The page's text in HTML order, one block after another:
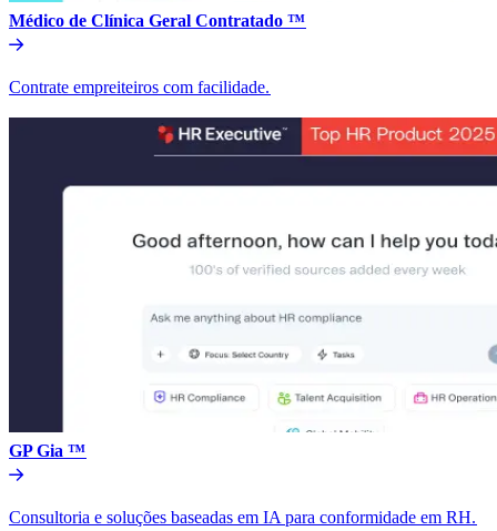
Médico de Clínica Geral Contratado ™​​
Contrate empreiteiros com facilidade.​​
GP Gia ™​​
Consultoria e soluções baseadas em IA para conformidade em RH.​​